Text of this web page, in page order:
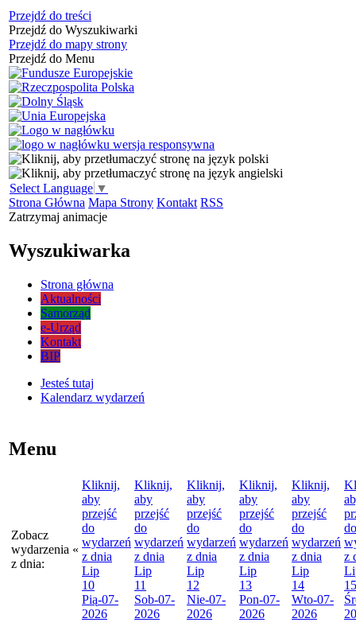
Przejdź do treści
Przejdź do Wyszukiwarki
Przejdź do mapy strony
Przejdź do Menu
Select Language ▼
Strona Główna Mapa Strony Kontakt RSS
Zatrzymaj animacje
Wyszukiwarka
Strona główna
Aktualności
Samorząd
e-Urząd
Kontakt
BIP
Jesteś tutaj
Kalendarz wydarzeń
Menu
Zobacz
wydarzenia
z dnia:
«
Kliknij,
aby
przejść
do
wydarzeń
z dnia
Lip
10
Pią-07-
2026
Kliknij,
aby
przejść
do
wydarzeń
z dnia
Lip
11
Sob-07-
2026
Kliknij,
aby
przejść
do
wydarzeń
z dnia
Lip
12
Nie-07-
2026
Kliknij,
aby
przejść
do
wydarzeń
z dnia
Lip
13
Pon-07-
2026
Kliknij,
aby
przejść
do
wydarzeń
z dnia
Lip
14
Wto-07-
2026
do
z
15